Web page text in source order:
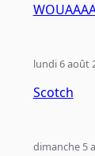
Scotch
lundi 6 août
dimanche 5